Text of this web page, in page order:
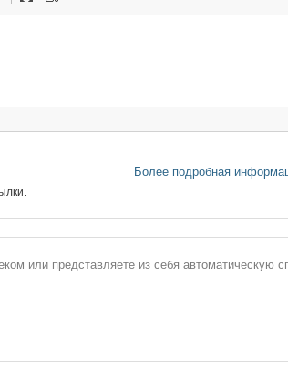
Более подробная
или представляете из себя автоматическую